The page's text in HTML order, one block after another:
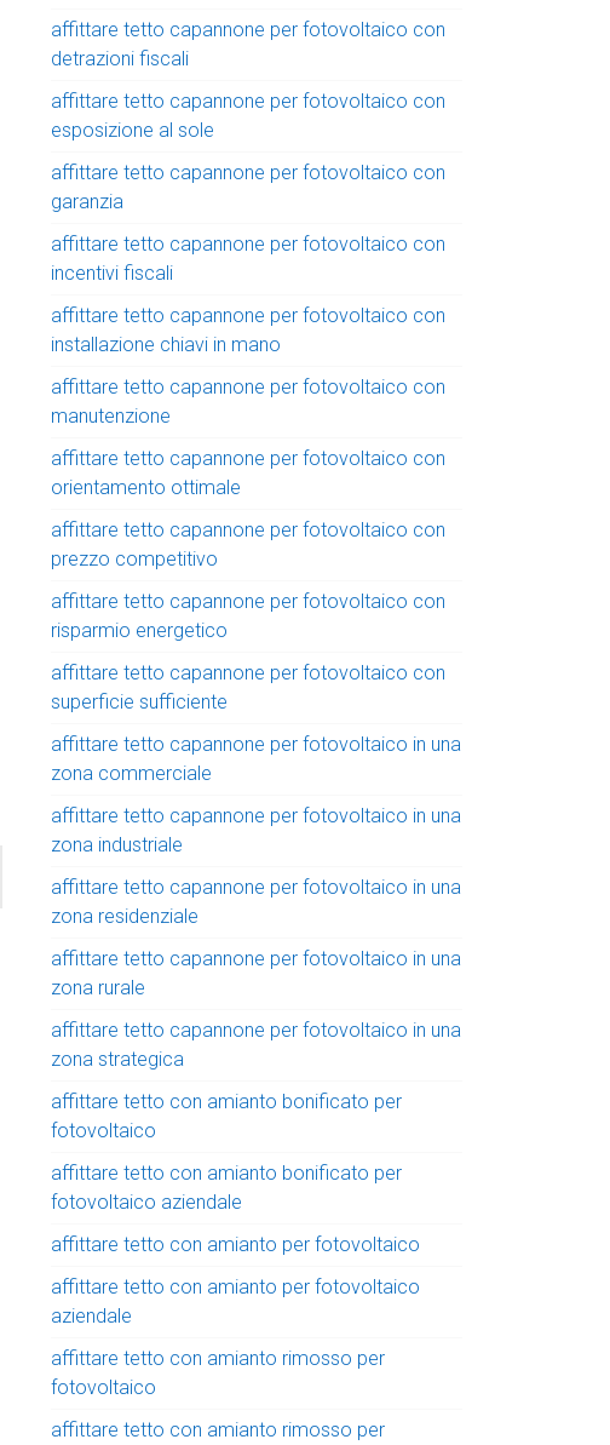
affittare tetto capannone per fotovoltaico con
detrazioni fiscali
affittare tetto capannone per fotovoltaico con
esposizione al sole
affittare tetto capannone per fotovoltaico con
garanzia
affittare tetto capannone per fotovoltaico con
incentivi fiscali
affittare tetto capannone per fotovoltaico con
installazione chiavi in mano
affittare tetto capannone per fotovoltaico con
manutenzione
affittare tetto capannone per fotovoltaico con
orientamento ottimale
affittare tetto capannone per fotovoltaico con
prezzo competitivo
affittare tetto capannone per fotovoltaico con
risparmio energetico
affittare tetto capannone per fotovoltaico con
superficie sufficiente
affittare tetto capannone per fotovoltaico in una
zona commerciale
affittare tetto capannone per fotovoltaico in una
zona industriale
affittare tetto capannone per fotovoltaico in una
zona residenziale
affittare tetto capannone per fotovoltaico in una
zona rurale
affittare tetto capannone per fotovoltaico in una
zona strategica
affittare tetto con amianto bonificato per
fotovoltaico
affittare tetto con amianto bonificato per
fotovoltaico aziendale
affittare tetto con amianto per fotovoltaico
affittare tetto con amianto per fotovoltaico
aziendale
affittare tetto con amianto rimosso per
fotovoltaico
affittare tetto con amianto rimosso per